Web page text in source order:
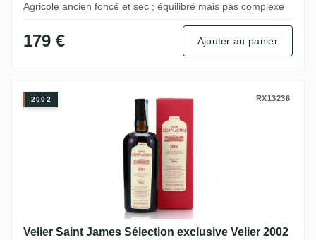
Agricole ancien foncé et sec ; équilibré mais pas complexe
179 € Ajouter au panier
Velier Saint James Sélection exclusive
2002 RX13236
Velier Saint James Sélection exclusive Velier 2002